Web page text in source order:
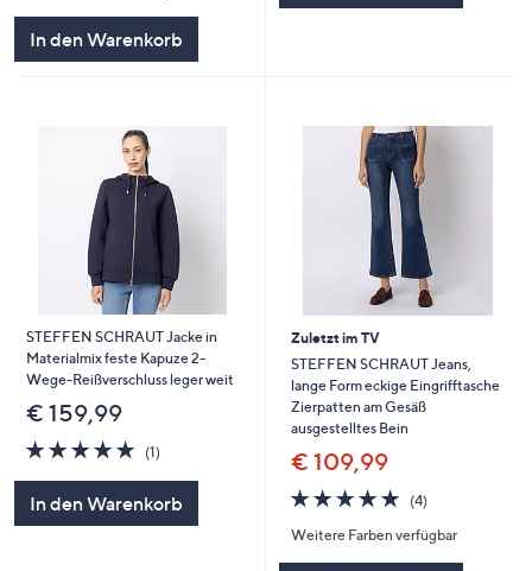
In den Warenkorb
STEFFEN SCHRAUT Jacke in
Materialmix feste Kapuze 2-
Wege-Reißverschluss leger weit
€ 159,99
5.0
von
(1)
In den Warenkorb
Zuletzt im TV
STEFFEN SCHRAUT Jeans,
lange Form eckige Eingrifftasche
Zierpatten am Gesäß
ausgestelltes Bein
€ 109,99
5.0
von
5
(4)
Weitere Farben verfügbar